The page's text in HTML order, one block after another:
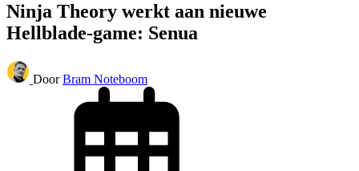
Ninja Theory werkt aan nieuwe
Hellblade-game: Senua
Door Bram Noteboom